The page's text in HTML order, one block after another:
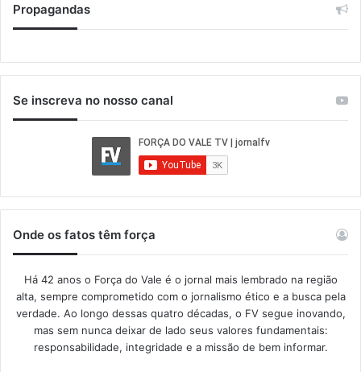
Propagandas
Se inscreva no nosso canal
Onde os fatos têm força
Há 42 anos o Força do Vale é o jornal mais lembrado na região
alta, sempre comprometido com o jornalismo ético e a busca pela
verdade. Ao longo dessas quatro décadas, o FV segue inovando,
mas sem nunca deixar de lado seus valores fundamentais:
responsabilidade, integridade e a missão de bem informar.​